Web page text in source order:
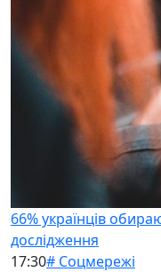
66% українців
дослідження
17:30# Соцмережі